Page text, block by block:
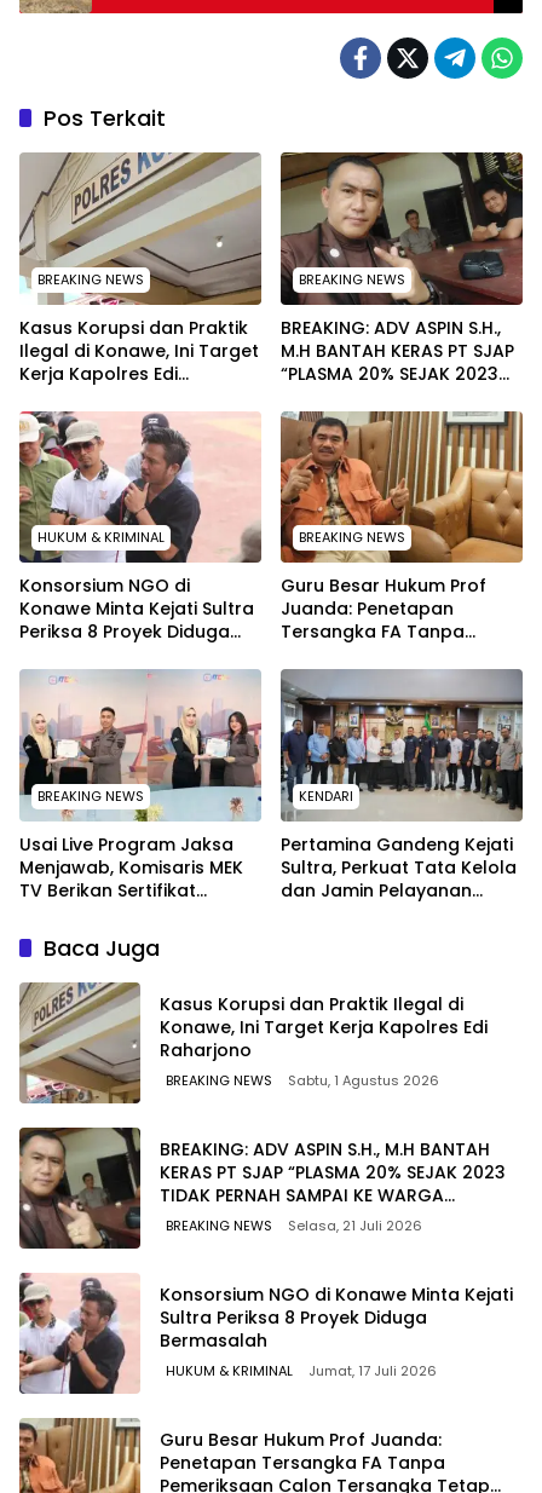
Besar di HUT Satpam
Pos Terkait
BREAKING NEWS
Kasus Korupsi dan Praktik
Ilegal di Konawe, Ini Target
Kerja Kapolres Edi
BREAKING NEWS
BREAKING: ADV ASPIN S.H.,
M.H BANTAH KERAS PT SJAP
“PLASMA 20% SEJAK 2023
WARGA WAWOONE!
HUKUM & KRIMINAL
Konsorsium NGO di
Konawe Minta Kejati Sultra
Periksa 8 Proyek Diduga
BREAKING NEWS
Guru Besar Hukum Prof
Juanda: Penetapan
Tersangka FA Tanpa
Tersangka Tetap Sah
Secara Hukum
BREAKING NEWS
Usai Live Program Jaksa
Menjawab, Komisaris MEK
TV Berikan Sertifikat
Kejari Muna
KENDARI
Pertamina Gandeng Kejati
Sultra, Perkuat Tata Kelola
dan Jamin Pelayanan
Baca Juga
Kasus Korupsi dan Praktik Ilegal di
Konawe, Ini Target Kerja Kapolres Edi
Raharjono
BREAKING NEWS Sabtu, 1 Agustus 2026
BREAKING: ADV ASPIN S.H., M.H BANTAH
KERAS PT SJAP “PLASMA 20% SEJAK 2023
TIDAK PERNAH SAMPAI KE WARGA
WAWOONE!
BREAKING NEWS Selasa, 21 Juli 2026
Konsorsium NGO di Konawe Minta Kejati
Sultra Periksa 8 Proyek Diduga
Bermasalah ‎
HUKUM & KRIMINAL Jumat, 17 Juli 2026
Guru Besar Hukum Prof Juanda:
Penetapan Tersangka FA Tanpa
Pemeriksaan Calon Tersangka Tetap